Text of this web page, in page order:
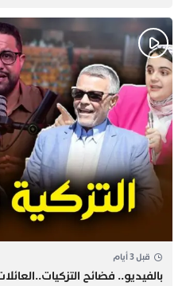
قبل 3 أيام
بالفيديو.. فضائح